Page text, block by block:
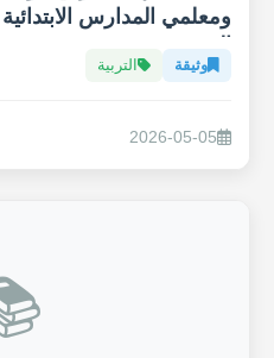
ومعلمي المدارس
وثيقة التربية
2026-05-05